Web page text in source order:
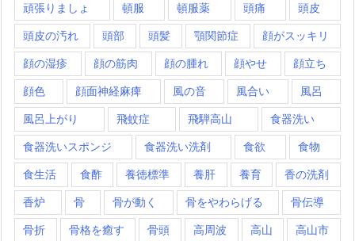
頑張りましょ 頓服 頓服薬 頭痛 頭皮
頭皮の汚れ 頭部 頭髪 顎関節症 顔がスッキリ
顔の湿疹 顔の筋肉 顔の腫れ 顔やせ 顔立ち
顔色 顔面神経麻痺 風の音 風合い 風呂
風呂上がり 飛蚊症 飛騨高山 食器洗い
食器洗いスポンジ 食器洗い洗剤 食欲 食物
食生活 食酢 養徳標準 養肝 養育 香の洗剤
香炉 骨 骨が動く 骨をやわらげる 骨伝導
骨折 骨格を癒す 骨頭 高周波 高山 高山市